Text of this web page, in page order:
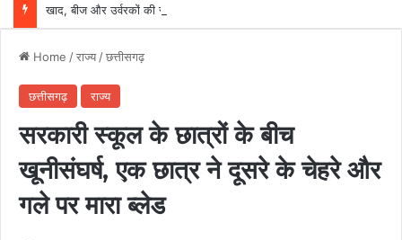
Home /राज्य/छत्तीसगढ़
छत्तीसगढ़ राज्य
सरकारी स्कूल के छात्रों के बीच
खूनीसंघर्ष, एक छात्र ने दूसरे के चेहरे और
गले पर मारा ब्लेड